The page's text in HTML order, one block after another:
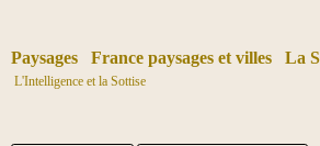
Paysages France paysages et villes La
L'Intelligence et la Sottise